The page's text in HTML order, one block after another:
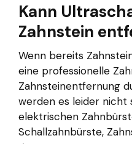
Kann
Zahnstein
Wenn bereits
eine professionelle
Zahnsteinentfernung
werden es leider nicht
elektrischen
Schallzahnbürste,